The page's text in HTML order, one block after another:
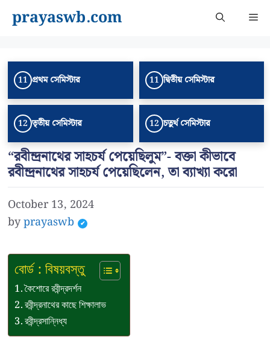
prayaswb.com
11 প্রথম সেমিস্টার 11 দ্বিতীয় সেমিস্টার
12 তৃতীয় সেমিস্টার 12 চতুর্থ সেমিস্টার
“রবীন্দ্রনাথের সাহচর্য পেয়েছিলুম”- বক্তা কীভাবে
রবীন্দ্রনাথের সাহচর্য পেয়েছিলেন, তা ব্যাখ্যা করো
October 13, 2024
byprayaswb
বোর্ড : বিষয়বস্তু
কৈশোরে রবীন্দ্রদর্শন
রবীন্দ্রনাথের কাছে শিক্ষালাভ
রবীন্দ্রসান্নিধ্য